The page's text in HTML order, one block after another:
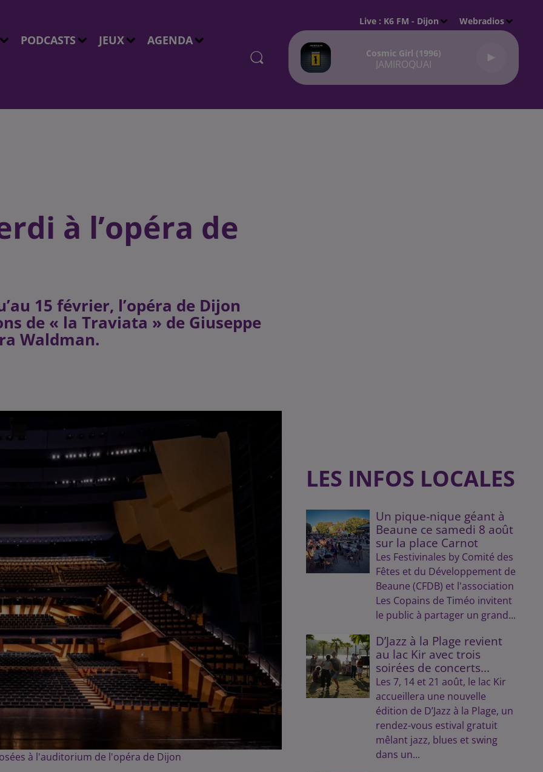
PODCASTS JEUX AGENDA
Live : K6 FM - Dijon Webradios
Cosmic Girl (1996)
JAMIROQUAI
à l’opéra de
15 février, l’opéra de Dijon
de « la Traviata » de Giuseppe
Waldman.
à l'auditorium de l'opéra de Dijon
LES INFOS LOCALES
Un pique-nique géant à
Beaune ce samedi 8 août
sur la place Carnot
Les Festivinales by Comité des
Fêtes et du Développement de
Beaune (CFDB) et l'association
Les Copains de Timéo invitent
le public à partager un grand...
D’Jazz à la Plage revient
au lac Kir avec trois
soirées de concerts...
Les 7, 14 et 21 août, le lac Kir
accueillera une nouvelle
édition de D’Jazz à la Plage, un
rendez-vous estival gratuit
mêlant jazz, blues et swing
dans un...